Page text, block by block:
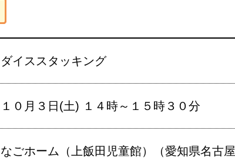
ダイススタッキング
１０月３日(土) １４時～１５時３０分
なごホーム（上飯田児童館）（愛知県名古